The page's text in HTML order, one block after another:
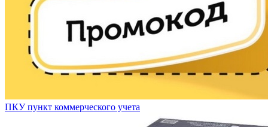
ПКУ пункт коммерческого учета